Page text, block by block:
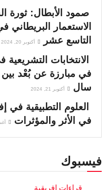
صمود الأبطال: ثورة
الاستعمار البريطاني
التاسع عشر
أكتوبر 20, 2024
الانتخابات
في مبارزة عن بُعْد
سال
أكتوبر 21, 2024
العلوم التطبيقية في
في الأثر والمؤثرات
فيسبوك